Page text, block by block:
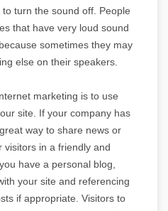
turn the sound off. People
that have very loud sound
sometimes they may
else on their speakers.
marketing is to use
site. If your company has
way to share news or
visitors in a friendly and
have a personal blog,
your site and referencing
if appropriate. Visitors to